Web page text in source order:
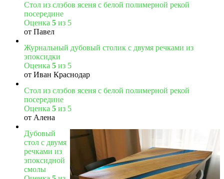
Стол из слэбов ясеня с белой полимерной рекой
посередине
Оценка 5 из 5
от Павел
Журнальный дубовый столик с двумя речками из
эпоксидки
Оценка 5 из 5
от Иван Краснодар
Стол из слэбов ясеня с белой полимерной рекой
посередине
Оценка 5 из 5
от Алена
Дубовый
стол с двумя
речками из
эпоксидной
смолы